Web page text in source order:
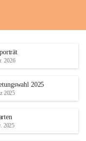
2026
2025
2025
2025